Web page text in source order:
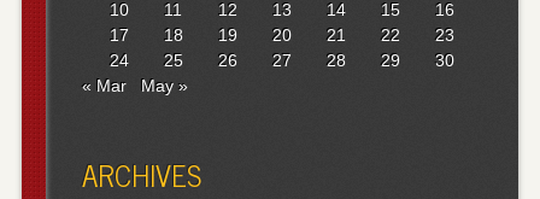
10
11 12 13 14 15
16
17
18 19 20 21 22
23
24
25 26 27 28 29
30
« Mar
May »
ARCHIVES